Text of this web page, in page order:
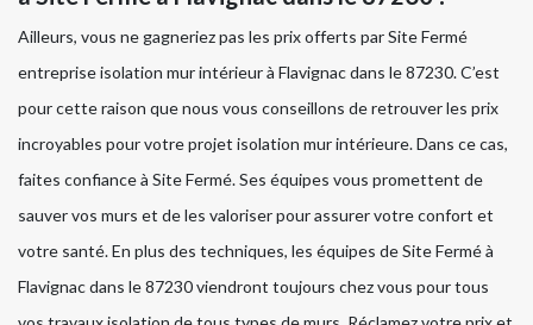
Ailleurs, vous ne gagneriez pas les prix offerts par Site Fermé
entreprise isolation mur intérieur à Flavignac dans le 87230. C’est
pour cette raison que nous vous conseillons de retrouver les prix
incroyables pour votre projet isolation mur intérieure. Dans ce cas,
faites confiance à Site Fermé. Ses équipes vous promettent de
sauver vos murs et de les valoriser pour assurer votre confort et
votre santé. En plus des techniques, les équipes de Site Fermé à
Flavignac dans le 87230 viendront toujours chez vous pour tous